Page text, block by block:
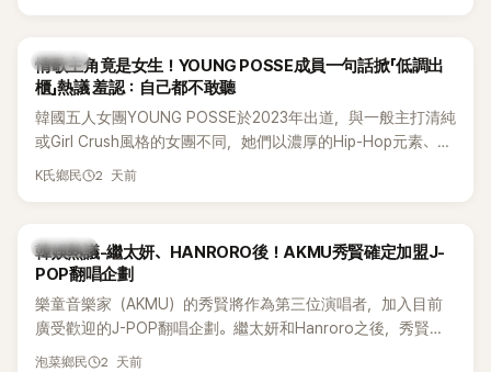
K-POP
情歌主角竟是女生！YOUNG POSSE成員一句話掀「低調出
櫃」熱議 羞認：自己都不敢聽
韓國五人女團YOUNG POSSE於2023年出道，與一般主打清純
或Girl Crush風格的女團不同，她們以濃厚的Hip-Hop元素、自
創Rap及成員親自參與創作為特色，MV也融入美式街頭、塗
為第五代女團中極具辨識度的新生代代表之一。
K氏鄉民 2 天前
熱議討論
韓娛熱議-繼太妍、HANRORO後！AKMU秀賢確定加盟J-
POP翻唱企劃
樂童音樂家（AKMU）的秀賢將作為第三位演唱者，加入目前
廣受歡迎的J-POP翻唱企劃。繼太妍和Hanroro之後，秀賢已
獲選為第三首翻唱歌曲的主唱，並於近期完成錄音。
泡菜鄉民 2 天前